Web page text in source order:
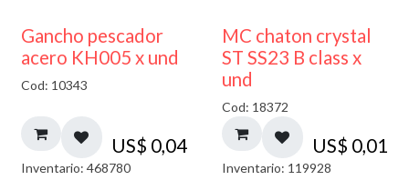
Gancho pescador
acero KH005 x und
Cod: 10343
US$ 0,04
Inventario: 468780
MC chaton crystal
ST SS23 B class x
und
Cod: 18372
US$ 0,01
Inventario: 119928